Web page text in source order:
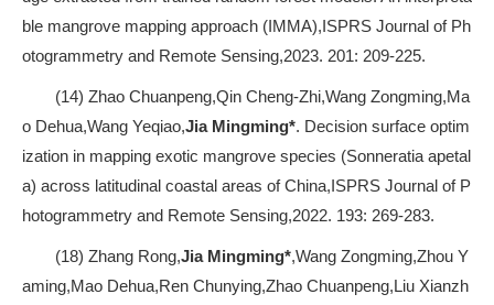
ble mangrove mapping approach (IMMA),ISPRS Journal of Ph
otogrammetry and Remote Sensing,2023. 201: 209-225.
(14) Zhao Chuanpeng,Qin Cheng-Zhi,Wang Zongming,Ma
o Dehua,Wang Yeqiao,Jia Mingming*. Decision surface optim
ization in mapping exotic mangrove species (Sonneratia apetal
a) across latitudinal coastal areas of China,ISPRS Journal of P
hotogrammetry and Remote Sensing,2022. 193: 269-283.
(18) Zhang Rong,Jia Mingming*,Wang Zongming,Zhou Y
aming,Mao Dehua,Ren Chunying,Zhao Chuanpeng,Liu Xianzh